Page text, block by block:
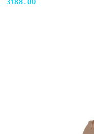
Cena: